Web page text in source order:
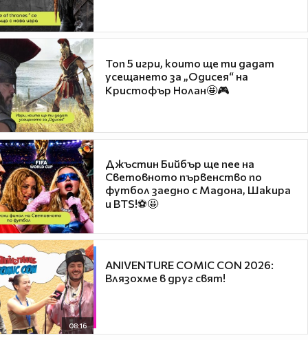
Топ 5 игри, които ще ти дадат
усещането за „Одисея“ на
Кристофър Нолан🤩🎮
Джъстин Бийбър ще пее на
Световното първенство по
футбол заедно с Мадона, Шакира
и BTS!⚽🤩
08:16
ANIVENTURE COMIC CON 2026:
Влязохме в друг свят!